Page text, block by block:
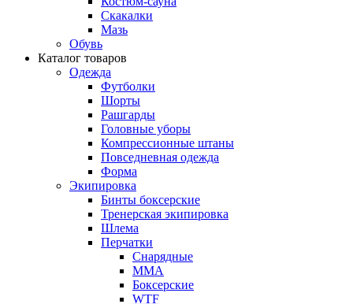
Скакалки
Мазь
Обувь
Каталог товаров
Одежда
Футболки
Шорты
Рашгарды
Головные уборы
Компрессионные штаны
Повседневная одежда
Форма
Экипировка
Бинты боксерские
Тренерская экипировка
Шлема
Перчатки
Снарядные
ММА
Боксерские
WTF